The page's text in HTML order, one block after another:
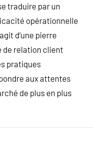
traduire par un
opérationnelle
d’une pierre
de relation client
pratiques
aux attentes
de plus en plus